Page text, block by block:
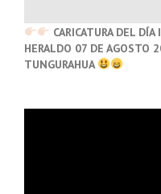
CARICATURA DEL
HERALDO 07 DE AGOSTO
TUNGURAHUA